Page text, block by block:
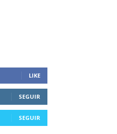
LIKE
SEGUIR
SEGUIR